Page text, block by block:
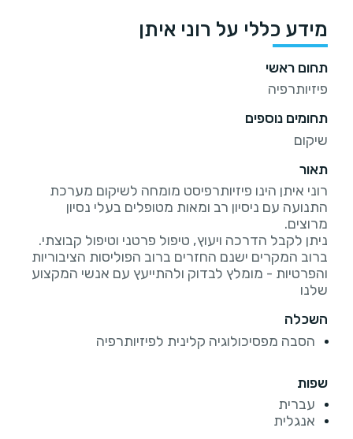
מידע כללי על רוני איתן
תחום ראשי
פיזיותרפיה
תחומים נוספים
שיקום
תאור
רוני איתן הינו פיזיותרפיסט מומחה לשיקום מערכת
התנועה עם ניסיון רב ומאות מטופלים בעלי נסיון
ברוב המקרים ישנם החזרים ברוב הפוליסות הציבוריות
והפרטיות - מומלץ לבדוק ולהתייעץ עם אנשי המקצוע
שלנו
השכלה
הסבה מפסיכולוגיה קלינית לפיזיותרפיה
שפות
עברית
אנגלית